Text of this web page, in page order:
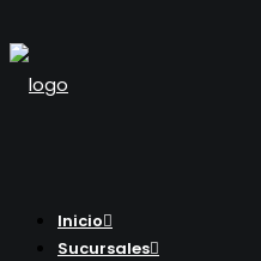
Inicio
Sucursales